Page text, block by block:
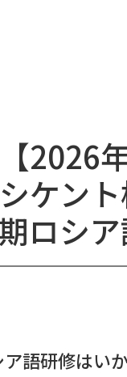
2026
ケン
ロシ
語研修はい